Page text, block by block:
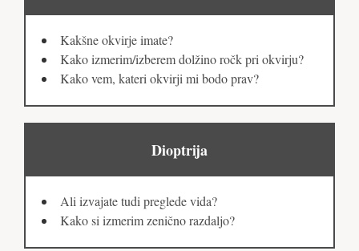
Kakšne okvirje imate?
Kako izmerim/izberem dolžino ročk pri okvirju?
Kako vem, kateri okvirji mi bodo prav?
Dioptrija
Ali izvajate tudi preglede vida?
Kako si izmerim zenično razdaljo?